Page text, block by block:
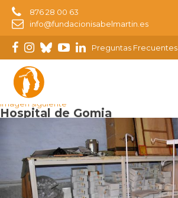
876 28 00 63
info@fundacionisabelmartin.es
Preguntas Frecuentes
Imagen anterior
Imagen siguiente
Hospital de Gomia